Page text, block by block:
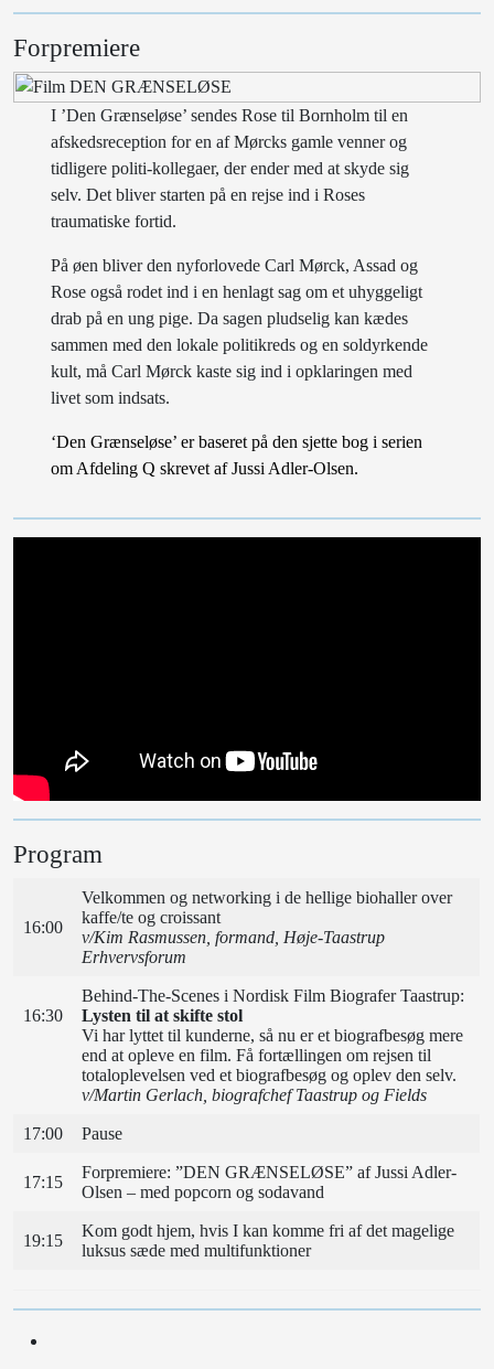
Forpremiere
I ’Den Grænseløse’ sendes Rose til Bornholm til en
afskedsreception for en af Mørcks gamle venner og
tidligere politi-kollegaer, der ender med at skyde sig
selv. Det bliver starten på en rejse ind i Roses
traumatiske fortid.
På øen bliver den nyforlovede Carl Mørck, Assad og
Rose også rodet ind i en henlagt sag om et uhyggeligt
drab på en ung pige. Da sagen pludselig kan kædes
sammen med den lokale politikreds og en soldyrkende
kult, må Carl Mørck kaste sig ind i opklaringen med
livet som indsats.
‘Den Grænseløse’ er baseret på den sjette bog i serien
om Afdeling Q skrevet af Jussi Adler-Olsen.
Program
16:00
Velkommen og networking i de hellige biohaller over
kaffe/te og croissant
v/Kim Rasmussen, formand, Høje-Taastrup
Erhvervsforum
16:30
Behind-The-Scenes i Nordisk Film Biografer Taastrup:
Lysten til at skifte stol
Vi har lyttet til kunderne, så nu er et biografbesøg mere
end at opleve en film. Få fortællingen om rejsen til
totaloplevelsen ved et biografbesøg og oplev den selv.
v/Martin Gerlach, biografchef Taastrup og Fields
17:00 Pause
17:15
Forpremiere: ”DEN GRÆNSELØSE” af Jussi Adler-
Olsen – med popcorn og sodavand
19:15
Kom godt hjem, hvis I kan komme fri af det magelige
luksus sæde med multifunktioner